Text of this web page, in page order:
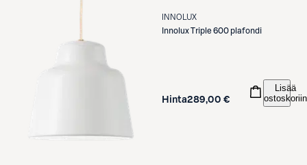
INNOLUX
InnoluxTriple 600 plafondi
Hinta289,00 €
Lisää
ostoskoriin